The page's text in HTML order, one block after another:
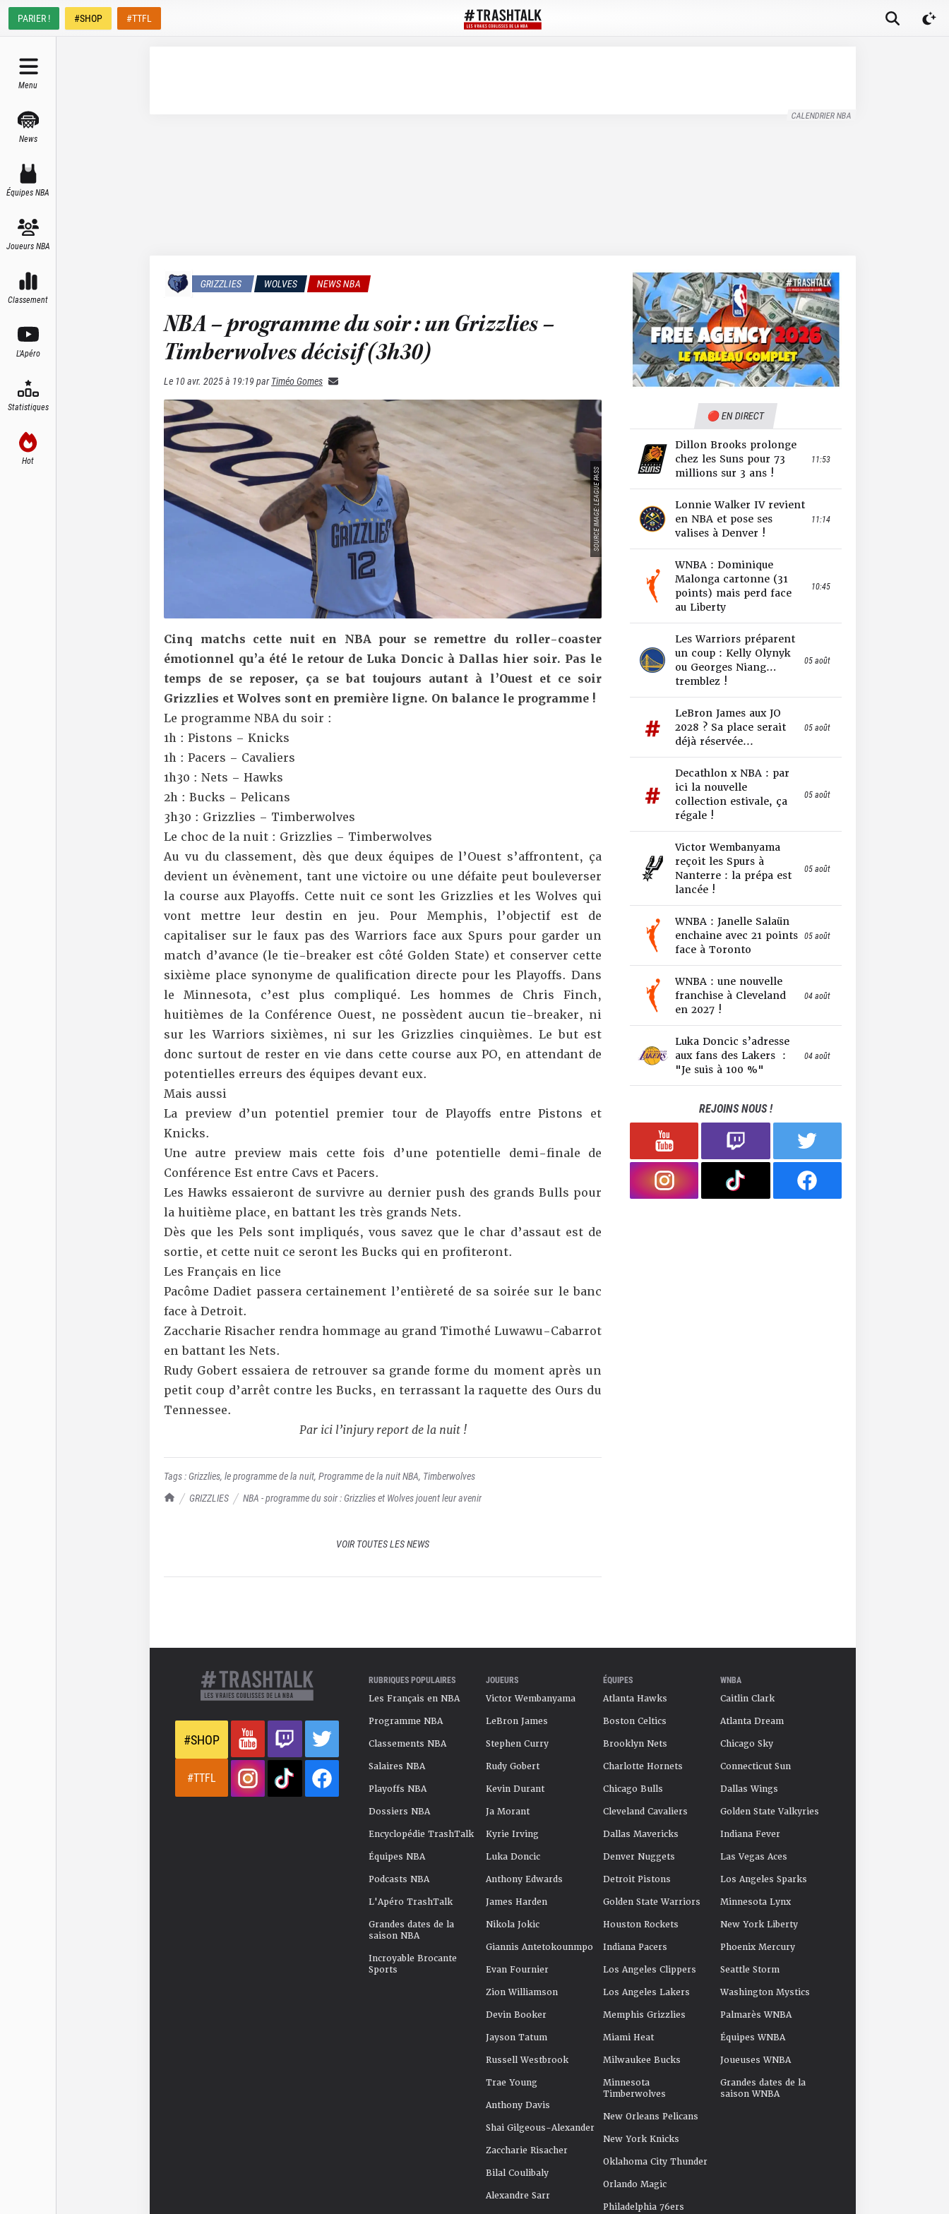
PARIER ! #SHOP #TTFL
Menu
News
Équipes NBA
Joueurs NBA
Classement
L'Apéro
Statistiques
Hot
CALENDRIER NBA
TrashTalk Actu NBA
GRIZZLIES NBA - programme du soir : Grizzlies et Wolves jouent leur avenir
GRIZZLIES WOLVES NEWS NBA
NBA – programme du soir : un Grizzlies –
Timberwolves décisif (3h30)
Le 10 avr. 2025 à 19:19par Timéo Gomes
SOURCE IMAGE: LEAGUE PASS
Cinq matchs cette nuit en NBA pour se remettre du roller-coaster
émotionnel qu’a été le retour de Luka Doncic à Dallas hier soir. Pas le
temps de se reposer, ça se bat toujours autant à l’Ouest et ce soir
Grizzlies et Wolves sont en première ligne. On balance le programme !
Le programme NBA du soir :
1h : Pistons – Knicks
1h : Pacers – Cavaliers
1h30 : Nets – Hawks
2h : Bucks – Pelicans
3h30 : Grizzlies – Timberwolves
Le choc de la nuit : Grizzlies – Timberwolves
Au vu du classement, dès que deux équipes de l’Ouest s’affrontent, ça
devient un évènement, tant une victoire ou une défaite peut bouleverser
la course aux Playoffs. Cette nuit ce sont les Grizzlies et les Wolves qui
vont mettre leur destin en jeu. Pour Memphis, l’objectif est de
capitaliser surle faux pas des Warriors face aux Spurs pour garder un
match d’avance (le tie-breaker est côté Golden State) et conserver cette
sixième place synonyme de qualification directe pour les Playoffs. Dans
le Minnesota, c’est plus compliqué. Les hommes de Chris Finch,
huitièmes de la Conférence Ouest, ne possèdent aucun tie-breaker, ni
sur les Warriors sixièmes, ni sur les Grizzlies cinquièmes. Le but est
donc surtout de rester en vie dans cette course aux PO, en attendant de
potentielles erreurs des équipes devant eux.
Mais aussi
La preview d’un potentiel premier tour de Playoffs entre Pistons et
Knicks.
Une autre preview mais cette fois d’une potentielle demi-finale de
Conférence Est entre Cavs et Pacers.
Les Hawks essaieront de survivre au dernier push des grands Bulls pour
la huitième place, en battant les très grands Nets.
Dès que les Pels sont impliqués, vous savez que le char d’assaut est de
sortie, et cette nuit ce seront les Bucks qui en profiteront.
Les Français en lice
Pacôme Dadiet passera certainement l’entièreté de sa soirée sur le banc
face à Detroit.
Zaccharie Risacher rendra hommage au grand Timothé Luwawu-Cabarrot
en battant les Nets.
Rudy Gobert essaiera de retrouver sa grande forme du moment après un
petit coup d’arrêt contre les Bucks, en terrassant la raquette des Ours du
Tennessee.
Par ici l’injury report de la nuit !
Tags :Grizzlies, le programme de la nuit, Programme de la nuit NBA, Timberwolves
VOIR TOUTES LES NEWS
🔴 EN DIRECT
Dillon Brooks prolonge
chez les Suns pour 73
millions sur 3 ans !
11:53
Lonnie Walker IV revient
en NBA et pose ses
valises à Denver !
11:14
WNBA : Dominique
Malonga cartonne (31
points) mais perd face
au Liberty
10:45
Les Warriors préparent
un coup : Kelly Olynyk
ou Georges Niang…
tremblez !
05 août
LeBron James aux JO
2028 ? Sa place serait
déjà réservée...
05 août
Decathlon x NBA : par
ici la nouvelle
collection estivale, ça
régale !
05 août
Victor Wembanyama
reçoit les Spurs à
Nanterre : la prépa est
lancée !
05 août
WNBA : Janelle Salaün
enchaine avec 21 points
face à Toronto
05 août
WNBA : une nouvelle
franchise à Cleveland
en 2027 !
04 août
Luka Doncic s’adresse
aux fans des Lakers :
"Je suis à 100 %"
04 août
REJOINS NOUS !
#SHOP
#TTFL
RUBRIQUES POPULAIRES
Les Français en NBA
Programme NBA
Classements NBA
Salaires NBA
Playoffs NBA
Dossiers NBA
Encyclopédie TrashTalk
Équipes NBA
Podcasts NBA
L'Apéro TrashTalk
Grandes dates de la
saison NBA
Incroyable Brocante
Sports
JOUEURS
Victor Wembanyama
LeBron James
Stephen Curry
Rudy Gobert
Kevin Durant
Ja Morant
Kyrie Irving
Luka Doncic
Anthony Edwards
James Harden
Nikola Jokic
Giannis Antetokounmpo
Evan Fournier
Zion Williamson
Devin Booker
Jayson Tatum
Russell Westbrook
Trae Young
Anthony Davis
Shai Gilgeous-Alexander
Zaccharie Risacher
Bilal Coulibaly
Alexandre Sarr
ÉQUIPES
Atlanta Hawks
Boston Celtics
Brooklyn Nets
Charlotte Hornets
Chicago Bulls
Cleveland Cavaliers
Dallas Mavericks
Denver Nuggets
Detroit Pistons
Golden State Warriors
Houston Rockets
Indiana Pacers
Los Angeles Clippers
Los Angeles Lakers
Memphis Grizzlies
Miami Heat
Milwaukee Bucks
Minnesota
Timberwolves
New Orleans Pelicans
New York Knicks
Oklahoma City Thunder
Orlando Magic
Philadelphia 76ers
WNBA
Caitlin Clark
Atlanta Dream
Chicago Sky
Connecticut Sun
Dallas Wings
Golden State Valkyries
Indiana Fever
Las Vegas Aces
Los Angeles Sparks
Minnesota Lynx
New York Liberty
Phoenix Mercury
Seattle Storm
Washington Mystics
Palmarès WNBA
Équipes WNBA
Joueuses WNBA
Grandes dates de la
saison WNBA